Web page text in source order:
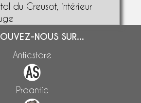
du Creusot, intérieur
NOUS SUR...
Anticstore
Proantic